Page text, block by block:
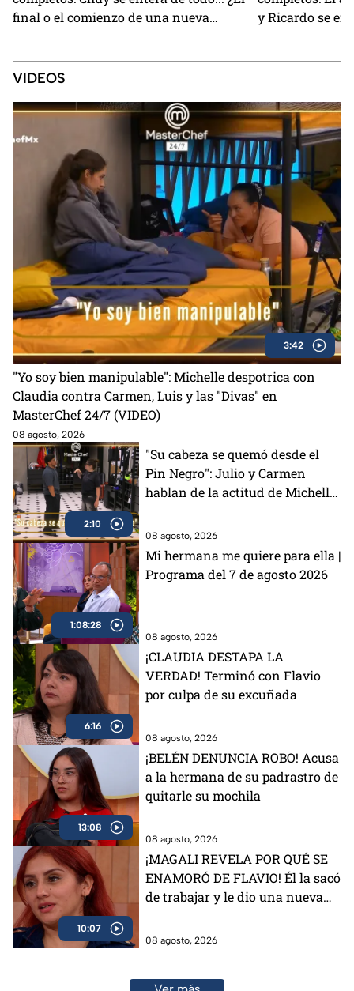
final o el comienzo de una nueva
y Ricardo se
VIDEOS
3:42
"Yo soy bien manipulable": Michelle despotrica con
Claudia contra Carmen, Luis y las "Divas" en
MasterChef 24/7 (VIDEO)
08 agosto, 2026
2:10
"Su cabeza se quemó desde el
Pin Negro": Julio y Carmen
hablan de la actitud de Michelle
08 agosto, 2026
1:08:28
Mi hermana me quiere para ella |
Programa del 7 de agosto 2026
08 agosto, 2026
6:16
¡CLAUDIA DESTAPA LA
VERDAD! Terminó con Flavio
por culpa de su excuñada
08 agosto, 2026
13:08
¡BELÉN DENUNCIA ROBO! Acusa
a la hermana de su padrastro de
quitarle su mochila
08 agosto, 2026
10:07
¡MAGALI REVELA POR QUÉ SE
ENAMORÓ DE FLAVIO! Él la sacó
de trabajar y le dio una nueva
08 agosto, 2026